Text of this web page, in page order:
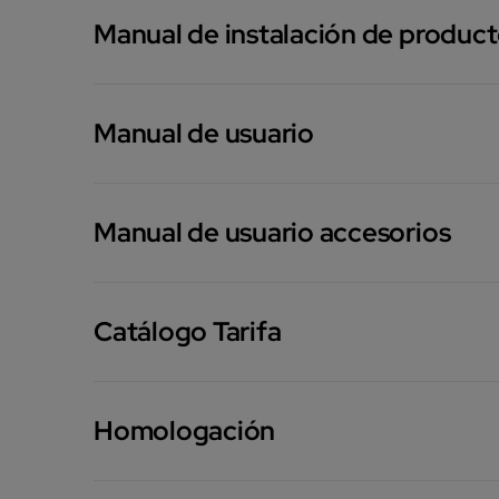
Manual de instalación de
Manual de usuario
Manual de usuario accesorios
Catálogo Tarifa
Homologación